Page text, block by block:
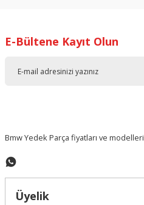
E-Bültene Kayıt Olun
Bmw Yedek Parça fiyatları ve modelleri
Üyelik